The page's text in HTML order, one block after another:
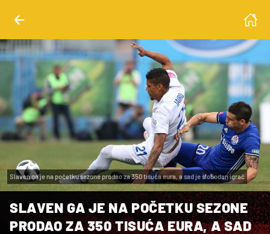
Slaven ga je na početku sezone prodao za 350 tisuća eura, a sad je slobodan igrač
SLAVEN GA JE NA POČETKU SEZONE
PRODAO ZA 350 TISUĆA EURA, A SAD